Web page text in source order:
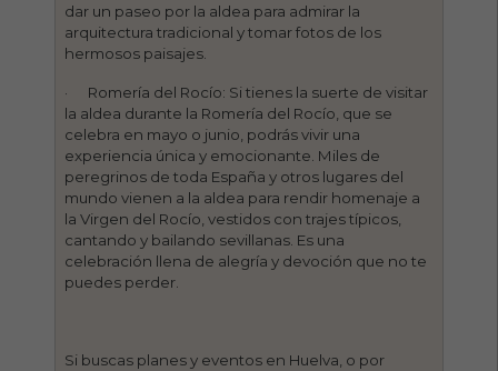
dar un paseo por la aldea para admirar la
arquitectura tradicional y tomar fotos de los
hermosos paisajes.
· Romería del Rocío: Si tienes la suerte de visitar
la aldea durante la Romería del Rocío, que se
celebra en mayo o junio, podrás vivir una
experiencia única y emocionante. Miles de
peregrinos de toda España y otros lugares del
mundo vienen a la aldea para rendir homenaje a
la Virgen del Rocío, vestidos con trajes típicos,
cantando y bailando sevillanas. Es una
celebración llena de alegría y devoción que no te
puedes perder.
Si buscas planes y eventos en Huelva, o por